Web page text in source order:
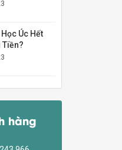
Úc Hết
Tiền?
hàng